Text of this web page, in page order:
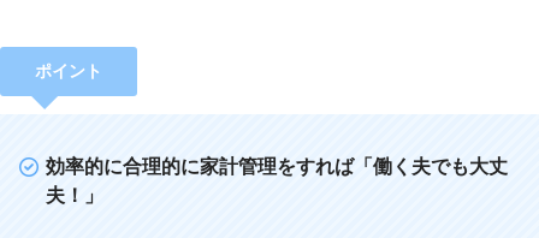
ポイント
効率的に合理的に家計管理をすれば「働く夫でも大丈
夫！」